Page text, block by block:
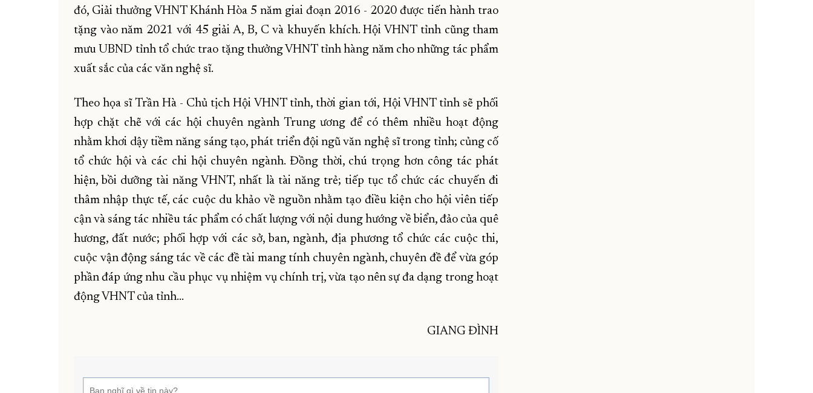
đó, Giải thưởng VHNT Khánh Hòa 5 năm giai đoạn 2016 - 2020 được tiến hành trao
tặng vào năm 2021 với 45 giải A, B, C và khuyến khích. Hội VHNT tỉnh cũng tham
mưu UBND tỉnh tổ chức trao tặng thưởng VHNT tỉnh hàng năm cho những tác phẩm
xuất sắc của các văn nghệ sĩ.
Theo họa sĩ Trần Hà - Chủ tịch Hội VHNT tỉnh, thời gian tới, Hội VHNT tỉnh sẽ phối
hợp chặt chẽ với các hội chuyên ngành Trung ương để có thêm nhiều hoạt động
nhằm khơi dậy tiềm năng sáng tạo, phát triển đội ngũ văn nghệ sĩ trong tỉnh; củng cố
tổ chức hội và các chi hội chuyên ngành. Đồng thời, chú trọng hơn công tác phát
hiện, bồi dưỡng tài năng VHNT, nhất là tài năng trẻ; tiếp tục tổ chức các chuyến đi
thâm nhập thực tế, các cuộc du khảo về nguồn nhằm tạo điều kiện cho hội viên tiếp
cận và sáng tác nhiều tác phẩm có chất lượng với nội dung hướng về biển, đảo của quê
hương, đất nước; phối hợp với các sở, ban, ngành, địa phương tổ chức các cuộc thi,
cuộc vận động sáng tác về các đề tài mang tính chuyên ngành, chuyên đề để vừa góp
phần đáp ứng nhu cầu phục vụ nhiệm vụ chính trị, vừa tạo nên sự đa dạng trong hoạt
động VHNT của tỉnh…
GIANG ĐÌNH